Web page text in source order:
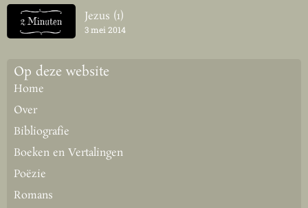
Jezus (1)
3 mei 2014
Op deze website
Home
Over
Bibliografie
Boeken en Vertalingen
Poëzie
Romans